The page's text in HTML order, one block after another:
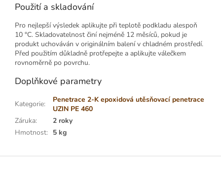
Použití a skladování
Pro nejlepší výsledek aplikujte při teplotě podkladu alespoň
10 °C. Skladovatelnost činí nejméně 12 měsíců, pokud je
produkt uchováván v originálním balení v chladném prostředí.
Před použitím důkladně protřepejte a aplikujte válečkem
rovnoměrně po povrchu.
Doplňkové parametry
Kategorie:
Penetrace 2-K epoxidová utěsňovací penetrace
UZIN PE 460
Záruka:
2 roky
Hmotnost: 5 kg
Z